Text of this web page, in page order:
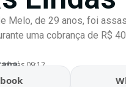
Melo, de 29 anos, foi
uma cobrança de R$
às 09:12